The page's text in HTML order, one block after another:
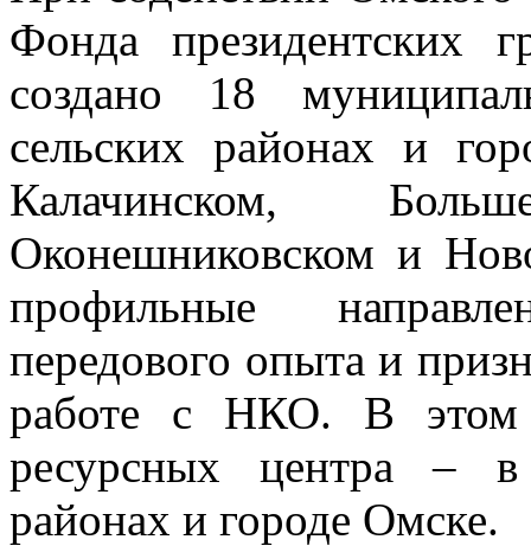
Фонда президентских
создано 18
сельских районах и
Калачинском,
Оконешниковском и
профильные
передового опыта и
работе с НКО. В этом
ресурсных центра –
районах и городе Омске.